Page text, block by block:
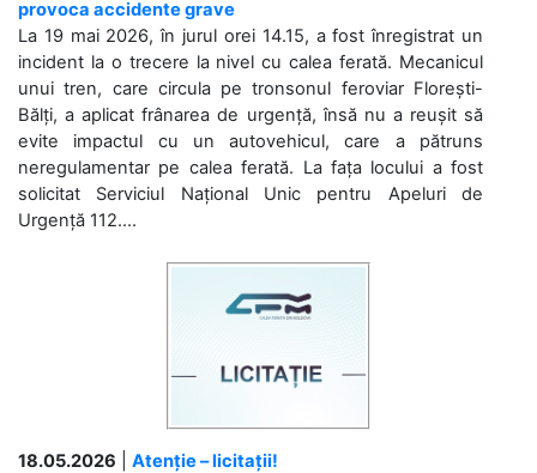
provoca accidente grave
La 19 mai 2026, în jurul orei 14.15, a fost înregistrat un
incident la o trecere la nivel cu calea ferată. Mecanicul
unui tren, care circula pe tronsonul feroviar Florești-
Bălți, a aplicat frânarea de urgență, însă nu a reușit să
evite impactul cu un autovehicul, care a pătruns
neregulamentar pe calea ferată. La fața locului a fost
solicitat Serviciul Național Unic pentru Apeluri de
Urgență 112....
18.05.2026
Atenție – licitații!